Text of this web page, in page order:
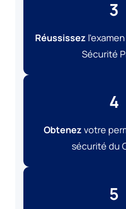
3
Réussissez
Sécurité
4
Obtenez votre
sécurité du
5